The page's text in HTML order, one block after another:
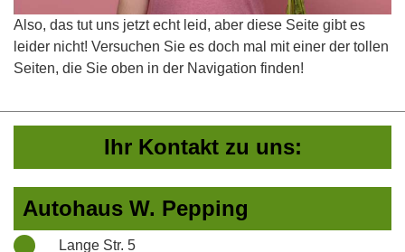
Also, das tut uns jetzt echt leid, aber diese Seite gibt es
leider nicht! Versuchen Sie es doch mal mit einer der tollen
Seiten, die Sie oben in der Navigation finden!
Ihr Kontakt zu uns:
Autohaus W. Pepping
Lange Str. 5